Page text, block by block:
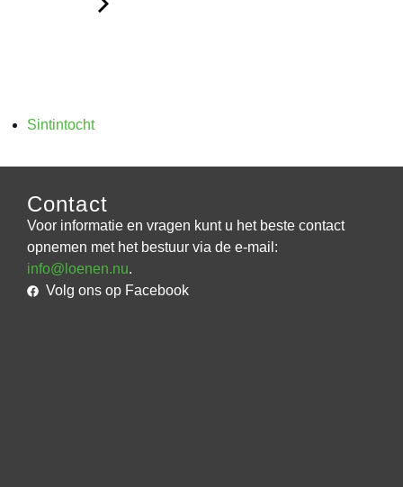
Sintintocht
Contact
Voor informatie en vragen kunt u het beste contact
opnemen met het bestuur via de e-mail:
info@loenen.nu.
Volg ons op Facebook